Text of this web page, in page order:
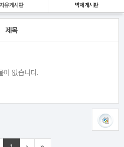
자유게시판 박제게시판
제목
이 없습니다.